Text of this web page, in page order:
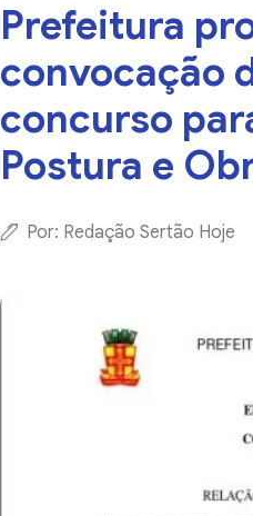
Prefeitura
convocação
concurso
Postura e
Por: Redação Sertão Hoje